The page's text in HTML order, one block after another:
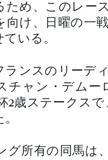
ため、このレー
向け、日曜の一
いる。
ランスのリーデ
チャン・デムー
2歳ステークス
グ所有の同馬は